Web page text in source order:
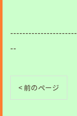
--
< 前のページ